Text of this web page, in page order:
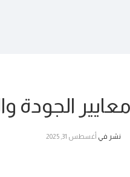
معايير
نشر في أغسطس 31, 2025